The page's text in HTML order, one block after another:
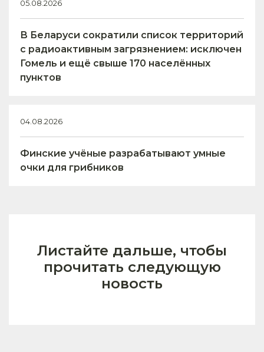
05.08.2026
В Беларуси сократили список территорий
с радиоактивным загрязнением: исключен
Гомель и ещё свыше 170 населённых
пунктов
04.08.2026
Финские учёные разрабатывают умные
очки для грибников
Листайте дальше, чтобы
прочитать следующую
новость